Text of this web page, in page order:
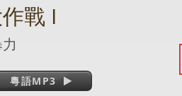
戰 I
粵語MP3